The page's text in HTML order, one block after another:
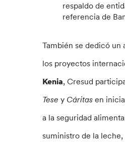
respaldo de
referencia de
También se dedicó un
los proyectos
Kenia, Cresud
Tese y Cáritas en
a la seguridad
suministro de la